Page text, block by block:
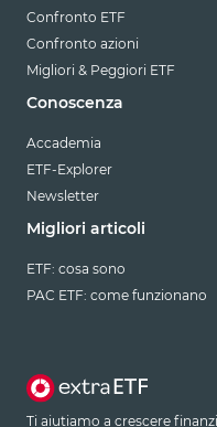
Confronto ETF
Confronto azioni
Migliori & Peggiori ETF
Conoscenza
Accademia
ETF-Explorer
Newsletter
Migliori articoli
ETF: cosa sono
PAC ETF: come funzionano
Ti aiutiamo a crescere